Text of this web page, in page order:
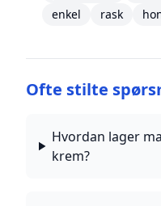
enkel
rask
Ofte stilte
Hvordan lager
krem?